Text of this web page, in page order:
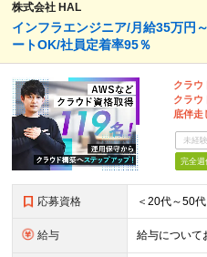
株式会社 HAL
インフラエンジニア/月給35万円
ートOK/社員定着率95％
クラウ
クラウ
底伴走
未経
完全週
応募資格
給与